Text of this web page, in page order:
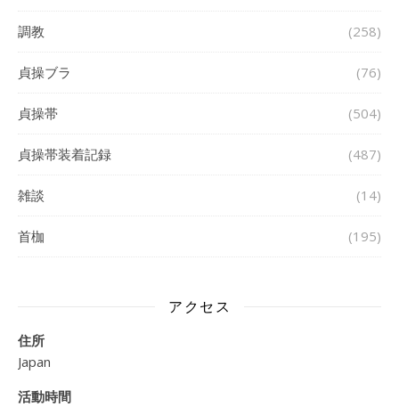
調教 (258)
貞操ブラ (76)
貞操帯 (504)
貞操帯装着記録 (487)
雑談 (14)
首枷 (195)
アクセス
住所
Japan
活動時間